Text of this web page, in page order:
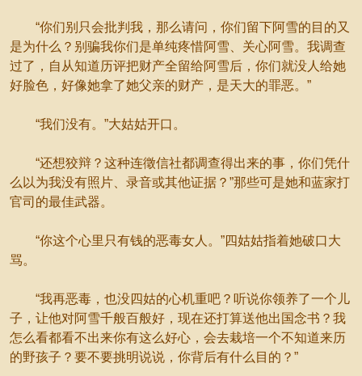
“你们别只会批判我，那么请问，你们留下阿雪的目的又
是为什么？别骗我你们是单纯疼惜阿雪、关心阿雪。我调查
过了，自从知道历评把财产全留给阿雪后，你们就没人给她
好脸色，好像她拿了她父亲的财产，是天大的罪恶。”
“我们没有。”大姑姑开口。
“还想狡辩？这种连徵信社都调查得出来的事，你们凭什
么以为我没有照片、录音或其他证据？”那些可是她和蓝家打
官司的最佳武器。
“你这个心里只有钱的恶毒女人。”四姑姑指着她破口大
骂。
“我再恶毒，也没四姑的心机重吧？听说你领养了一个儿
子，让他对阿雪千般百般好，现在还打算送他出国念书？我
怎么看都看不出来你有这么好心，会去栽培一个不知道来历
的野孩子？要不要挑明说说，你背后有什么目的？”